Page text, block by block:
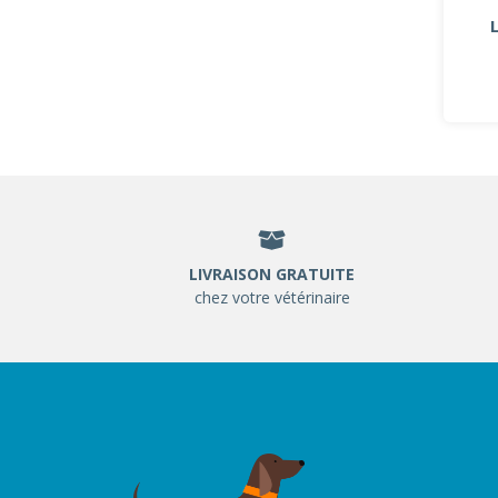
LIVRAISON GRATUITE
chez votre vétérinaire